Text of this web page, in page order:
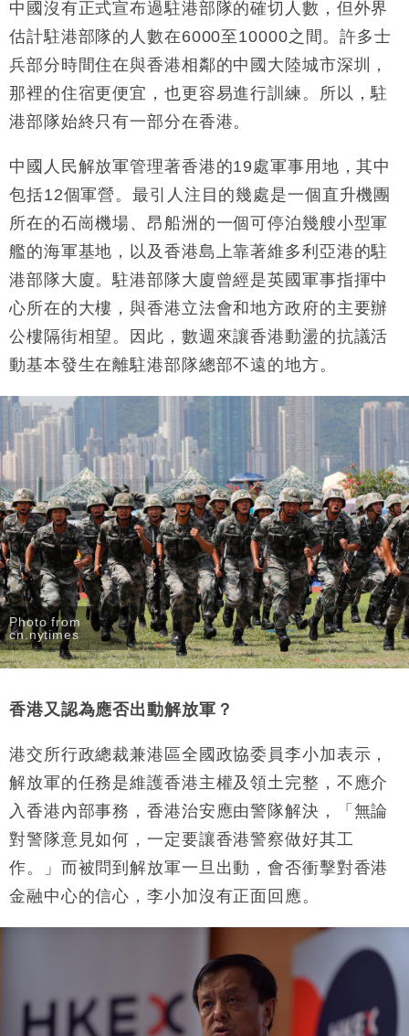
中國沒有正式宣布過駐港部隊的確切人數，但外界
估計駐港部隊的人數在6000至10000之間。許多士
兵部分時間住在與香港相鄰的中國大陸城市深圳，
那裡的住宿更便宜，也更容易進行訓練。所以，駐
港部隊始終只有一部分在香港。
中國人民解放軍管理著香港的19處軍事用地，其中
包括12個軍營。最引人注目的幾處是一個直升機團
所在的石崗機場、昂船洲的一個可停泊幾艘小型軍
艦的海軍基地，以及香港島上靠著維多利亞港的駐
港部隊大廈。駐港部隊大廈曾經是英國軍事指揮中
心所在的大樓，與香港立法會和地方政府的主要辦
公樓隔街相望。因此，數週來讓香港動盪的抗議活
動基本發生在離駐港部隊總部不遠的地方。
Photo from
cn.nytimes
香港又認為應否出動解放軍？
港交所行政總裁兼港區全國政協委員李小加表示，
解放軍的任務是維護香港主權及領土完整，不應介
入香港內部事務，香港治安應由警隊解決，「無論
對警隊意見如何，一定要讓香港警察做好其工
作。」而被問到解放軍一旦出動，會否衝擊對香港
金融中心的信心，李小加沒有正面回應。